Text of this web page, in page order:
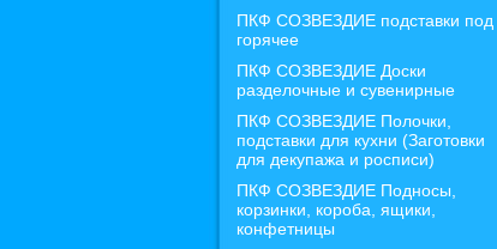
ПКФ СОЗВЕЗДИЕ подставки под
горячее
ПКФ СОЗВЕЗДИЕ Доски
разделочные и сувенирные
ПКФ СОЗВЕЗДИЕ Полочки,
подставки для кухни (Заготовки
для декупажа и росписи)
ПКФ СОЗВЕЗДИЕ Подносы,
корзинки, короба, ящики,
конфетницы